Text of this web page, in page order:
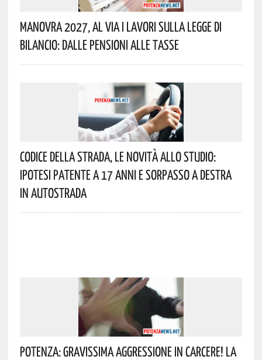
Manovra 2027, Al Via I Lavori Sulla Legge Di
Bilancio: Dalle Pensioni Alle Tasse
Codice Della Strada, Le Novità Allo Studio:
Ipotesi Patente A 17 Anni E Sorpasso A Destra
In Autostrada
Potenza: Gravissima Aggressione In Carcere! La